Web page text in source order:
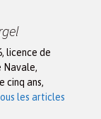
licence de
Navale,
cinq ans,
les articles